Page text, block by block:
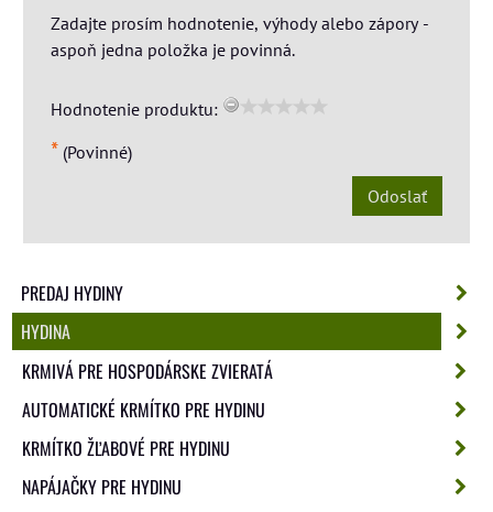
Zadajte prosím hodnotenie, výhody alebo zápory -
aspoň jedna položka je povinná.
Hodnotenie produktu:
* (Povinné)
Odoslať
PREDAJ HYDINY
HYDINA
KRMIVÁ PRE HOSPODÁRSKE ZVIERATÁ
AUTOMATICKÉ KRMÍTKO PRE HYDINU
KRMÍTKO ŽĽABOVÉ PRE HYDINU
NAPÁJAČKY PRE HYDINU